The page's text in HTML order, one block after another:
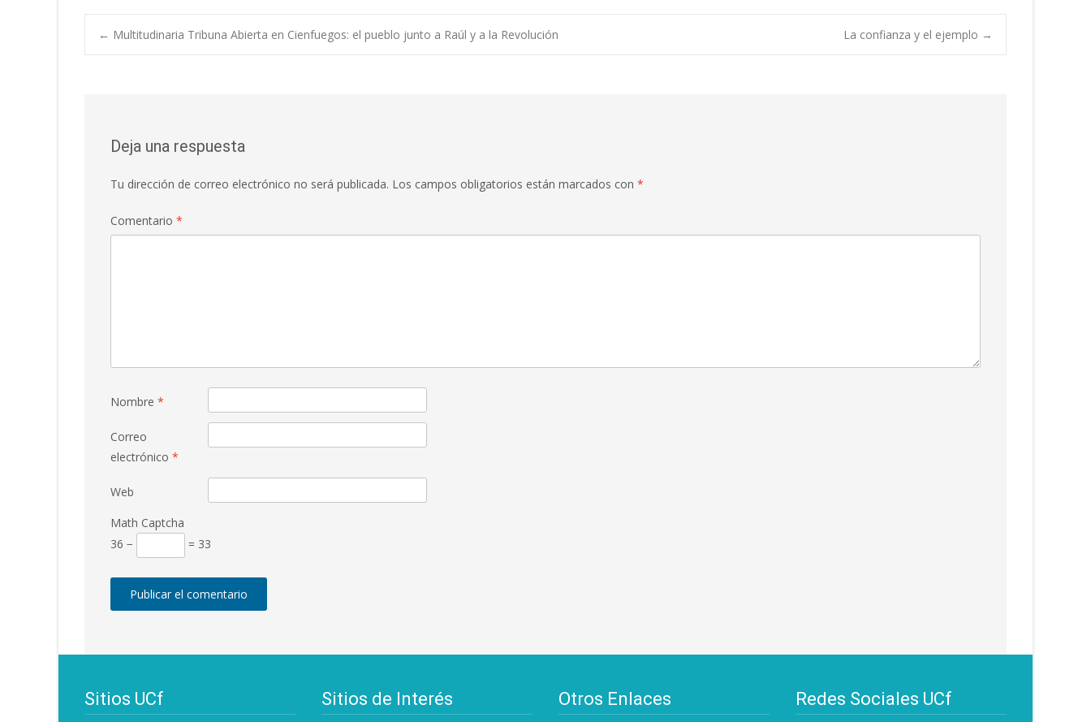
← Multitudinaria Tribuna Abierta en Cienfuegos: el pueblo junto a Raúl y a la Revolución La confianza y el ejemplo →
Deja una respuesta
Tu dirección de correo electrónico no será publicada. Los campos obligatorios están marcados con *
Comentario *
Nombre *
Correo
electrónico *
Web
Math Captcha
36 −
= 33
Sitios UCf Sitios de Interés Otros Enlaces Redes Sociales UCf